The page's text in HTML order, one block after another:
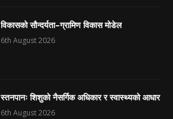
विकासको सौन्दर्यता–ग्रामिण विकास मोडेल
6th August 2026
स्तनपानः शिशुको नैसर्गिक अधिकार र स्वास्थ्यको आधार
6th August 2026